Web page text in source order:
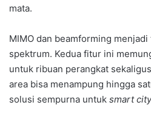
mata.
MIMO dan beamforming
spektrum. Kedua fitur ini
untuk ribuan perangkat
area bisa menampung hingga
solusi sempurna untuk smart city